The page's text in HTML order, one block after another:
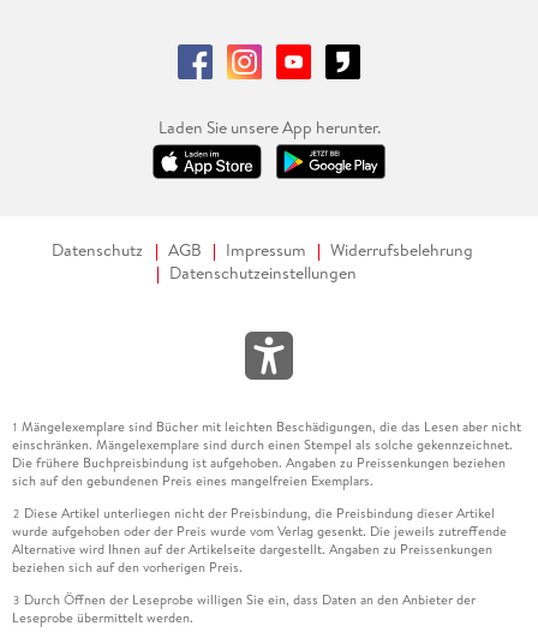
Laden Sie unsere App herunter.
Datenschutz AGB Impressum
Widerrufsbelehrung
Datenschutzeinstellungen
1 Mängelexemplare sind Bücher mit leichten Beschädigungen, die das Lesen aber nicht
einschränken. Mängelexemplare sind durch einen Stempel als solche gekennzeichnet.
Die frühere Buchpreisbindung ist aufgehoben. Angaben zu Preissenkungen beziehen
sich auf den gebundenen Preis eines mangelfreien Exemplars.
2 Diese Artikel unterliegen nicht der Preisbindung, die Preisbindung dieser Artikel
wurde aufgehoben oder der Preis wurde vom Verlag gesenkt. Die jeweils zutreffende
Alternative wird Ihnen auf der Artikelseite dargestellt. Angaben zu Preissenkungen
beziehen sich auf den vorherigen Preis.
3 Durch Öffnen der Leseprobe willigen Sie ein, dass Daten an den Anbieter der
Leseprobe übermittelt werden.